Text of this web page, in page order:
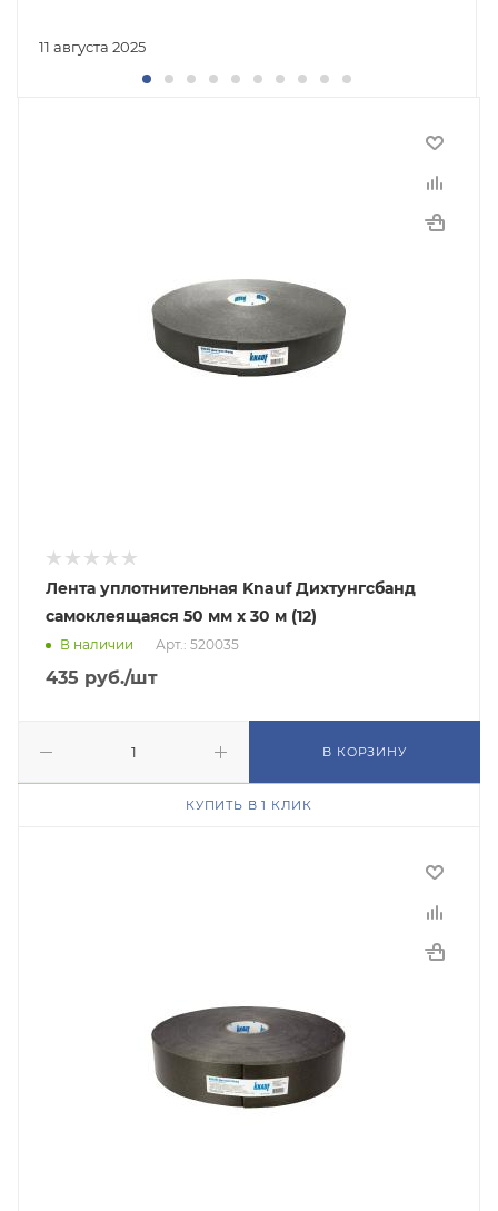
11 августа 2025
Лента уплотнительная Knauf Дихтунгсбанд
самоклеящаяся 50 мм х 30 м (12)
В наличии Арт.: 520035
435 руб./шт
В КОРЗИНУ
КУПИТЬ В 1 КЛИК